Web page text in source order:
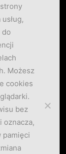
do
Możesz
cookies
bez
oznacza,
pamięci